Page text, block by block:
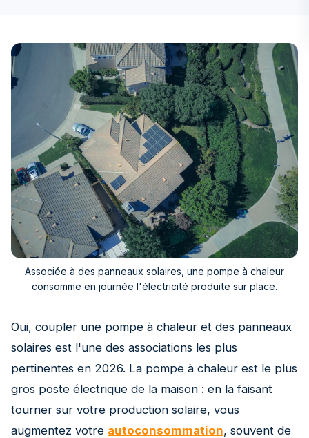
Associée à des panneaux solaires, une pompe à chaleur
consomme en journée l'électricité produite sur place.
Oui, coupler une pompe à chaleur et des panneaux
solaires est l'une des associations les plus
pertinentes en 2026. La pompe à chaleur est le plus
gros poste électrique de la maison : en la faisant
tourner sur votre production solaire, vous
augmentez votre autoconsommation, souvent de